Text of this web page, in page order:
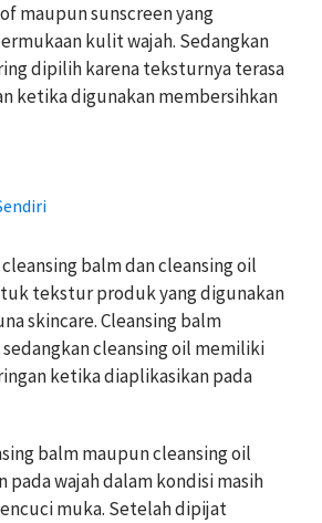
maupun sunscreen yang
kulit wajah. Sedangkan
dipilih karena teksturnya terasa
ketika digunakan membersihkan
balm dan cleansing oil
tekstur produk yang digunakan
skincare. Cleansing balm
cleansing oil memiliki
ketika diaplikasikan pada
balm maupun cleansing oil
pada wajah dalam kondisi masih
muka. Setelah dipijat